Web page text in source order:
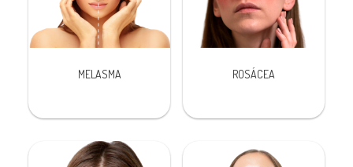
MELASMA ROSÁCEA